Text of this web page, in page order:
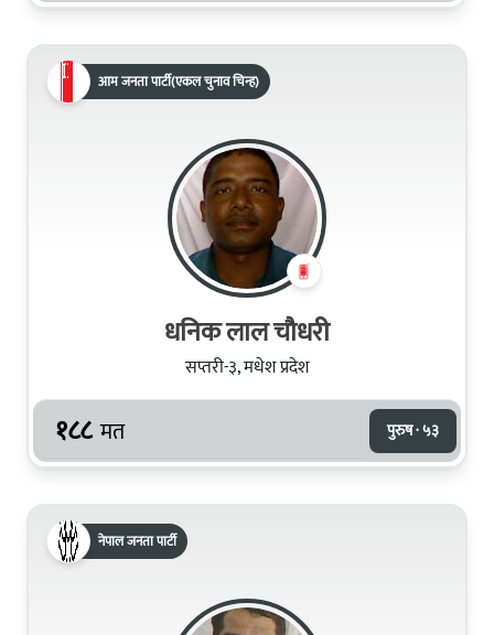
आम जनता पार्टी(एकल चुनाव चिन्ह)
धनिक लाल चौधरी
सप्तरी-३, मधेश प्रदेश
१८८ मत पुरुष · ५३
नेपाल जनता पार्टी